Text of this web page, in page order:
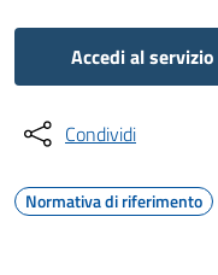
Accedi al servizio
Condividi
Normativa di riferimento